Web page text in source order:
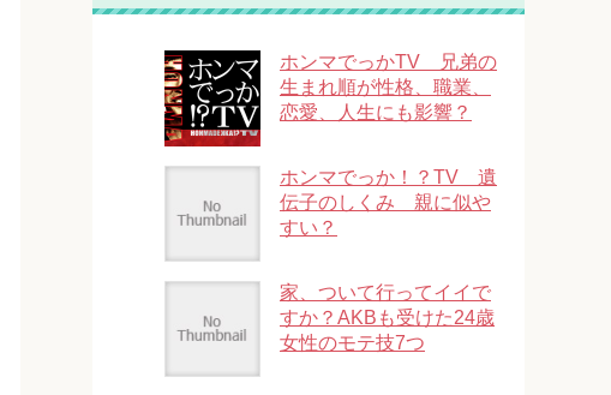
ホンマでっかTV 兄弟の
生まれ順が性格、職業、
恋愛、人生にも影響？
ホンマでっか！？TV 遺
伝子のしくみ 親に似や
すい？
家、ついて行ってイイで
すか？AKBも受けた24歳
女性のモテ技7つ